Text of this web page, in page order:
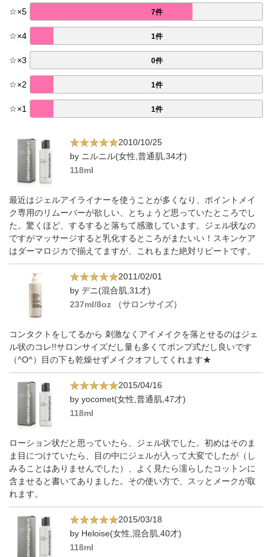
☆×5 7件
☆×4 1件
☆×3 0件
☆×2 1件
☆×1 1件
2010/10/25
by ニルニル(女性,普通肌,34才)
118ml
最近はジェルアイライナーを使うことが多くなり、ポイントメイ
ク専用のリムーバーが欲しい、とちょうど思っていたところでし
た。驚くほど、するすると落ちて感激しています。ジェル状なの
ですがマッサージすると乳化するところがまたいい！スキンケア
はダーマロジカで揃えてますが、これもまた絶対リピートです。
2011/02/01
by デニ(混合肌,31才)
237ml/8oz （サロンサイズ）
コンタクトをしてるから 刺激なくアイメイクを落とせるのはジェ
ル状のコレ!!サロンサイズだし量も多くてポンプ式だし良いです
（^O^）目の下も乾燥せずメイクオフしてくれます★
2015/04/16
by yocomet(女性,普通肌,47才)
118ml
ローション状だと思っていたら、ジェル状でした。初めはそのま
ま目につけていたら、目の中にジェルが入って大変でしたが（し
みることはありませんでした）、よく見たら濡らしたコットンに
含ませると書いてありました。その使い方で、スッとメークが取
れます。
2015/03/18
by Heloise(女性,混合肌,40才)
118ml